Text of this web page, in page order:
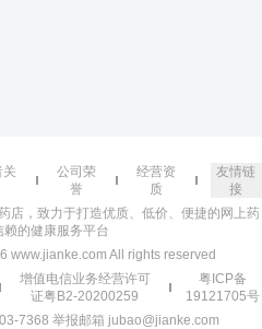
关
公司荣
誉
经营资
质
友情链
接
店，致力于打造优质、低价、便捷的网上药
赖的健康服务平台
www.jianke.com All rights reserved
增值电信业务经营许可
证粤B2-20200259
粤ICP备
19121705号
7368 举报邮箱 jubao@jianke.com